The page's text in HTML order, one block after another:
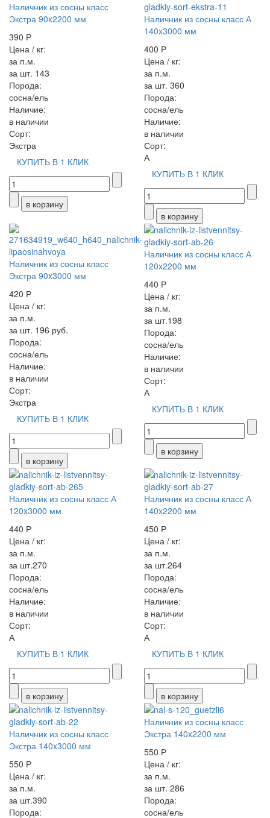
Наличник из сосны класс
Экстра 90x2200 мм
390 Р
Цена / кг:
за п.м.
за шт. 143
Порода:
сосна/ель
Наличие:
в наличии
Сорт:
Экстра
КУПИТЬ В 1 КЛИК
Наличник из сосны класс А
140x3000 мм
400 Р
Цена / кг:
за п.м.
за шт. 360
Порода:
сосна/ель
Наличие:
в наличии
Сорт:
А
КУПИТЬ В 1 КЛИК
Наличник из сосны класс
Экстра 90x3000 мм
420 Р
Цена / кг:
за п.м.
за шт. 196 руб.
Порода:
сосна/ель
Наличие:
в наличии
Сорт:
Экстра
КУПИТЬ В 1 КЛИК
Наличник из сосны класс А
120x2200 мм
440 Р
Цена / кг:
за п.м.
за шт.198
Порода:
сосна/ель
Наличие:
в наличии
Сорт:
А
КУПИТЬ В 1 КЛИК
Наличник из сосны класс А
120x3000 мм
440 Р
Цена / кг:
за п.м.
за шт.270
Порода:
сосна/ель
Наличие:
в наличии
Сорт:
А
КУПИТЬ В 1 КЛИК
Наличник из сосны класс А
140x2200 мм
450 Р
Цена / кг:
за п.м.
за шт.264
Порода:
сосна/ель
Наличие:
в наличии
Сорт:
А
КУПИТЬ В 1 КЛИК
Наличник из сосны класс
Экстра 140x3000 мм
550 Р
Цена / кг:
за п.м.
за шт.390
Порода:
Наличник из сосны класс
Экстра 140x2200 мм
550 Р
Цена / кг:
за п.м.
за шт. 286
Порода:
сосна/ель